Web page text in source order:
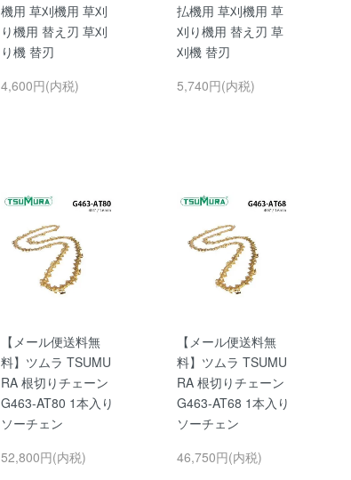
機用 草刈機用 草刈
り機用 替え刃 草刈
り機 替刃
4,600円(内税)
払機用 草刈機用 草
刈り機用 替え刃 草
刈機 替刃
5,740円(内税)
【メール便送料無
料】ツムラ TSUMU
RA 根切りチェーン
G463-AT80 1本入り
ソーチェン
52,800円(内税)
【メール便送料無
料】ツムラ TSUMU
RA 根切りチェーン
G463-AT68 1本入り
ソーチェン
46,750円(内税)